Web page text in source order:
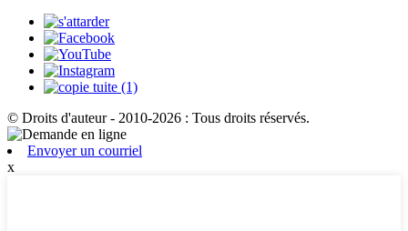
© Droits d'auteur - 2010-2026 : Tous droits réservés.
Envoyer un courriel
x